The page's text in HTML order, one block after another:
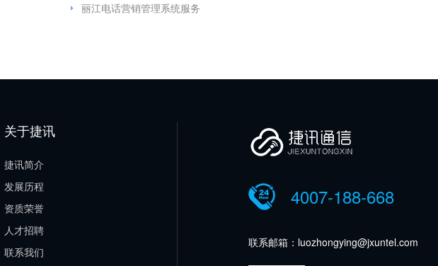
丽江电话营销管理系统服务
关于捷讯
捷讯简介
发展历程
资质荣誉
人才招聘
联系我们
4007-188-668
联系邮箱：luozhongying@jxuntel.com